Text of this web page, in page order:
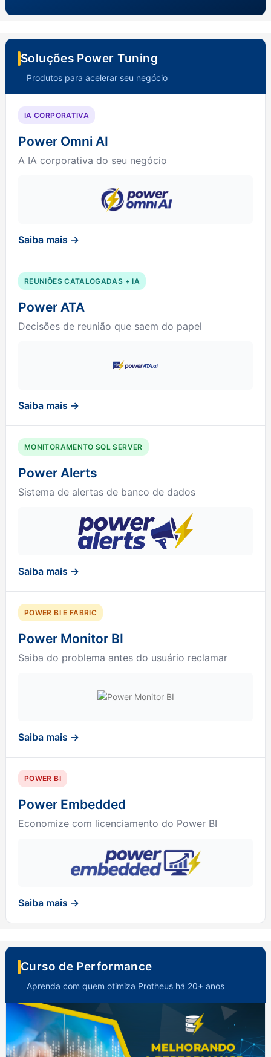
Soluções Power Tuning
Produtos para acelerar seu negócio
IA CORPORATIVA
Power Omni AI
A IA corporativa do seu negócio
Saiba mais →
REUNIÕES CATALOGADAS + IA
Power ATA
Decisões de reunião que saem do papel
Saiba mais →
MONITORAMENTO SQL SERVER
Power Alerts
Sistema de alertas de banco de dados
Saiba mais →
POWER BI E FABRIC
Power Monitor BI
Saiba do problema antes do usuário reclamar
Saiba mais →
POWER BI
Power Embedded
Economize com licenciamento do Power BI
Saiba mais →
Curso de Performance
Aprenda com quem otimiza Protheus há 20+ anos